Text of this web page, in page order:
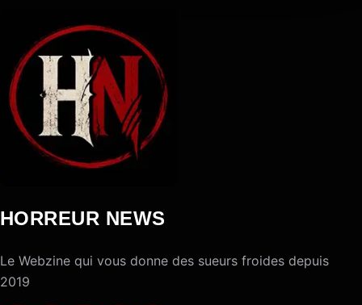
HORREUR NEWS
Le Webzine qui vous donne des sueurs froides depuis
2019